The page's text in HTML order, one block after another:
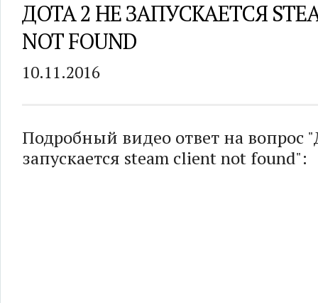
ДОТА 2 НЕ ЗАПУСКАЕТСЯ
NOT FOUND
10.11.2016
Подробный видео ответ на вопрос
запускается steam client not found":